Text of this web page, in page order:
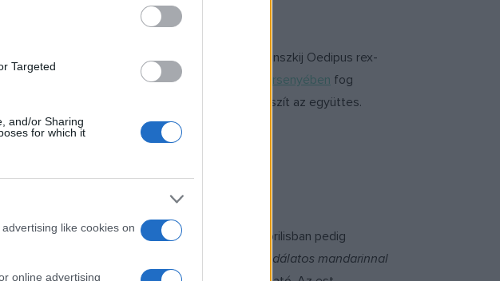
Targeted
and/or Sharing
for which it
like cookies on
online advertising
szvit-változata csendül fel Igor Sztravinszkij Oedipus rex-
vendége, aki
Bartók Béla második hegedűversenyében fog
tekintett. A műről CD-felvételt készít az együttes.
Pulcinellájával együttláthatja a közönség, áprilisban pedig
Balettel koprodukcióban állítja színpadra
A csodálatos mandarinnal